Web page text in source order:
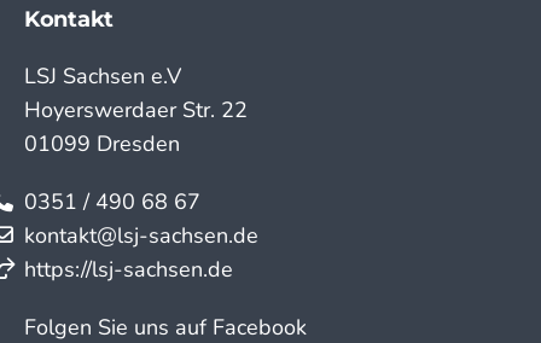
Kontakt
LSJ Sachsen e.V
Hoyerswerdaer Str. 22
01099 Dresden
0351 / 490 68 67
kontakt@lsj-sachsen.de
https://lsj-sachsen.de
Folgen Sie uns auf Facebook